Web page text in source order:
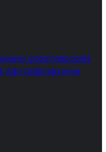
Çatısı”nda tarihi
Ağrı Dağı’nda zirve